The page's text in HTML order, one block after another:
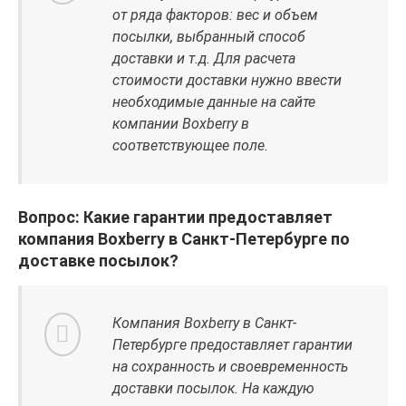
от ряда факторов: вес и объем
посылки, выбранный способ
доставки и т.д. Для расчета
стоимости доставки нужно ввести
необходимые данные на сайте
компании Boxberry в
соответствующее поле.
Вопрос: Какие гарантии предоставляет
компания Boxberry в Санкт-Петербурге по
доставке посылок?
Компания Boxberry в Санкт-
Петербурге предоставляет гарантии
на сохранность и своевременность
доставки посылок. На каждую